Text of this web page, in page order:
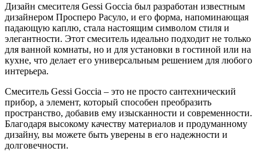
Дизайн смесителя Gessi Goccia был разработан известным
дизайнером Просперо Расуло, и его форма, напоминающая
падающую каплю, стала настоящим символом стиля и
элегантности. Этот смеситель идеально подходит не только
для ванной комнаты, но и для установки в гостиной или на
кухне, что делает его универсальным решением для любого
интерьера.
Смеситель Gessi Goccia – это не просто сантехнический
прибор, а элемент, который способен преобразить
пространство, добавив ему изысканности и современности.
Благодаря высокому качеству материалов и продуманному
дизайну, вы можете быть уверены в его надежности и
долговечности.